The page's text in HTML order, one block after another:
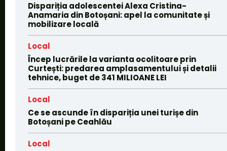
Dispariția adolescentei Alexa Cristina-
Anamaria din Botoșani: apel la comunitate și
mobilizare locală
Local
Încep lucrările la varianta ocolitoare prin
Curtești: predarea amplasamentului și detalii
tehnice, buget de 341 MILIOANE LEI
Local
Ce se ascunde în dispariția unei turișe din
Botoșani pe Ceahlău
Local